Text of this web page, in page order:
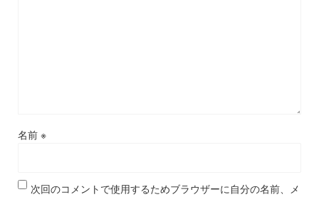
名前 ※
次回のコメントで使用するためブラウザーに自分の名前、メ